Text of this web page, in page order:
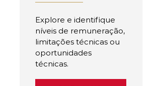
Explore e identifique
níveis de remuneração,
limitações técnicas ou
oportunidades
técnicas.